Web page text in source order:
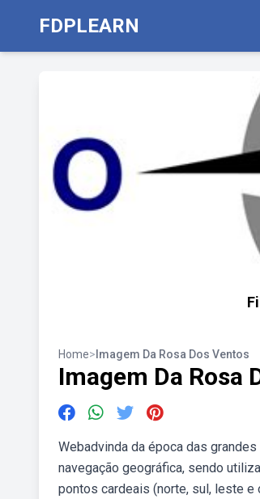
FDPLEARN
Home> Imagem Da Rosa Dos Ventos
Imagem Da Rosa
Webadvinda da época das
navegação geográfica, sendo
pontos cardeais (norte, sul, leste